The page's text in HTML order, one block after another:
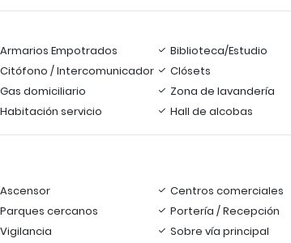
Armarios Empotrados
Biblioteca/Estudio
Citófono / Intercomunicador
Clósets
Gas domiciliario
Zona de lavandería
Habitación servicio Hall de alcobas
Ascensor
Centros comerciales
Parques cercanos
Portería / Recepción
Vigilancia
Sobre vía principal